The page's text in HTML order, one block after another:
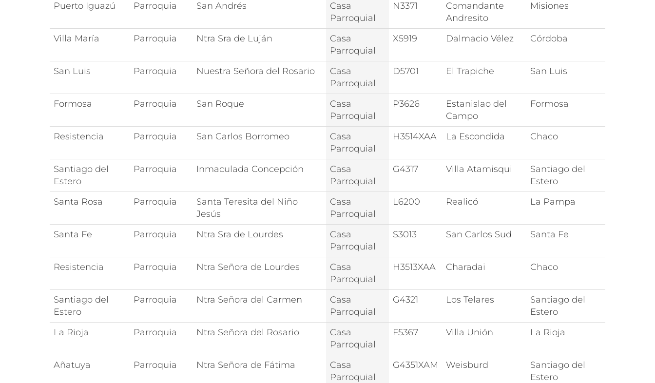
Puerto Iguazú
Parroquia San Andrés
Casa
Parroquial
N3371
Comandante
Andresito
Misiones
Villa María Parroquia Ntra Sra de Luján
Casa
Parroquial
X5919 Dalmacio Vélez Córdoba
San Luis Parroquia Nuestra Señora del Rosario
Casa
Parroquial
D5701 El Trapiche San Luis
Formosa Parroquia San Roque
Casa
Parroquial
P3626
Estanislao del
Campo
Formosa
Resistencia Parroquia San Carlos Borromeo
Casa
Parroquial
H3514XAA La Escondida Chaco
Santiago del
Estero
Parroquia Inmaculada Concepción
Casa
Parroquial
G4317 Villa Atamisqui
Santiago del
Estero
Santa Rosa
Parroquia
Santa Teresita del Niño
Jesús
Casa
Parroquial
L6200 Realicó La Pampa
Santa Fe Parroquia Ntra Sra de Lourdes
Casa
Parroquial
S3013 San Carlos Sud Santa Fe
Resistencia Parroquia Ntra Señora de Lourdes
Casa
Parroquial
H3513XAA Charadai Chaco
Santiago del
Estero
Parroquia Ntra Señora del Carmen
Casa
Parroquial
G4321 Los Telares
Santiago del
Estero
La Rioja
Parroquia Ntra Señora del Rosario
Casa
Parroquial
F5367 Villa Unión La Rioja
Añatuya Parroquia Ntra Señora de Fátima
Casa
Parroquial
G4351XAM Weisburd
Santiago del
Estero